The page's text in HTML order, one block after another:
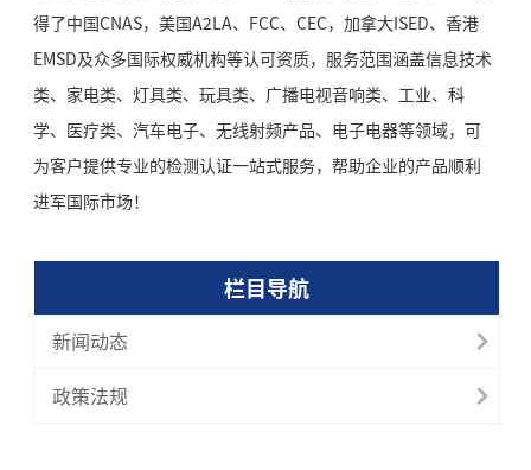
得了中国CNAS，美国A2LA、FCC、CEC，加拿大ISED、香港
EMSD及众多国际权威机构等认可资质，服务范围涵盖信息技术
类、家电类、灯具类、玩具类、广播电视音响类、工业、科
学、医疗类、汽车电子、无线射频产品、电子电器等领域，可
为客户提供专业的检测认证一站式服务，帮助企业的产品顺利
进军国际市场！
栏目导航
新闻动态
政策法规